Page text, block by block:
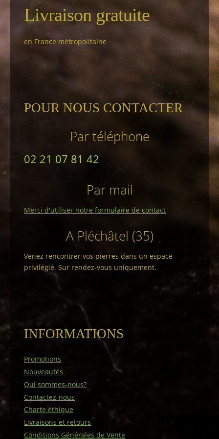
Livraison gratuite
en France métropolitaine
POUR NOUS CONTACTER
Par téléphone
02 21 07 81 42
Par mail
Merci d'utiliser notre formulaire de contact
A Pléchâtel (35)
Venez rencontrer vos pierres dans un espace
privilégié. Sur rendez-vous uniquement.
INFORMATIONS
Promotions
Nouveautés
Qui sommes-nous?
Contactez-nous
Charte éthique
Livraisons et retours
Conditions Générales de Vente